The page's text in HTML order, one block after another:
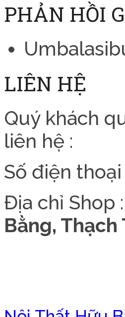
PHẢN HỒI
LIÊN HỆ
Quý khách
liên hệ :
Số điện thoại
Địa chỉ Shop :
Bằng, Thạch